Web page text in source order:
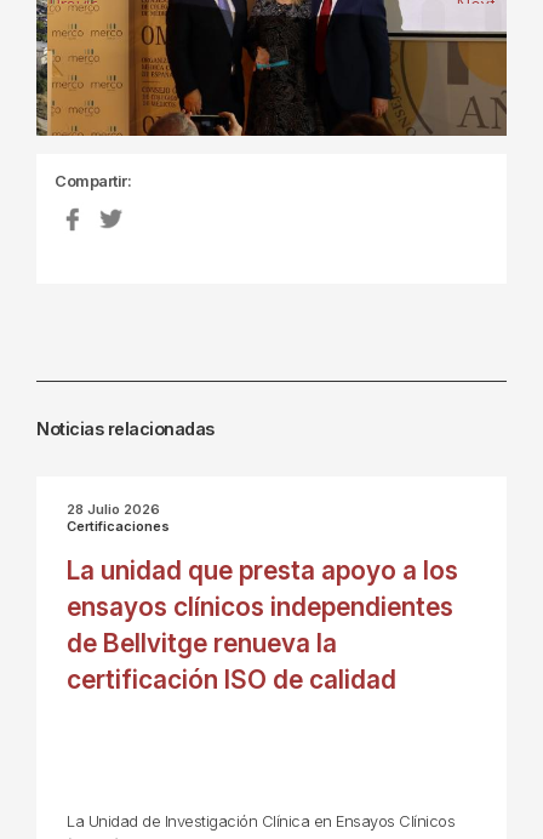
Compartir:
Noticias relacionadas
28 Julio 2026
Certificaciones
La unidad que presta apoyo a los
ensayos clínicos independientes
de Bellvitge renueva la
certificación ISO de calidad
La Unidad de Investigación Clínica en Ensayos Clínicos